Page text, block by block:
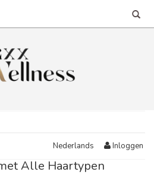
Nederlands Inloggen
Alle Haartypen